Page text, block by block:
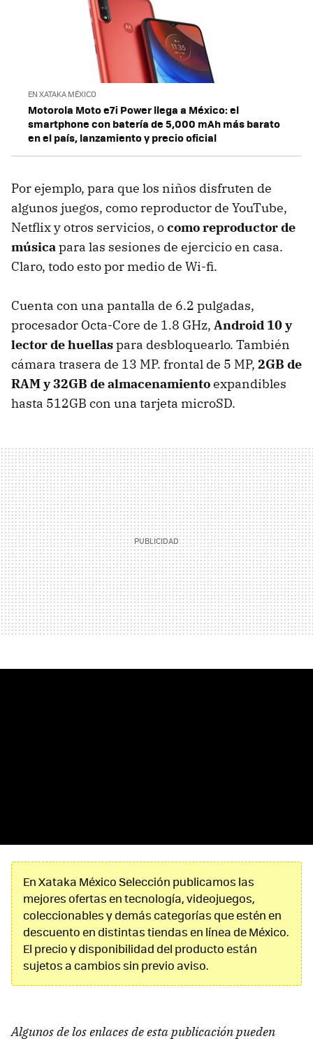
EN XATAKA MÉXICO
Motorola Moto e7i Power llega a México: el
smartphone con batería de 5,000 mAh más barato
en el país, lanzamiento y precio oficial
Por ejemplo, para que los niños disfruten de
algunos juegos, como reproductor de YouTube,
Netflix y otros servicios, ocomo reproductor de
músicapara las sesiones de ejercicio en casa.
Claro, todo esto por medio de Wi-fi.
Cuenta con una pantalla de 6.2 pulgadas,
procesador Octa-Core de 1.8 GHz, Android 10 y
lector de huellaspara desbloquearlo. También
cámara trasera de 13 MP. frontal de 5 MP, 2GB de
RAM y 32GB de almacenamientoexpandibles
hasta 512GB con una tarjeta microSD.
En Xataka México Selección publicamos las
mejores ofertas en tecnología, videojuegos,
coleccionables y demás categorías que estén en
descuento en distintas tiendas en línea de México.
El precio y disponibilidad del producto están
sujetos a cambios sin previo aviso.
Algunos de los enlaces de esta publicación pueden